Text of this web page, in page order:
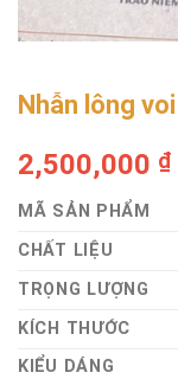
Nhẫn lông
2,500,000 ₫
MÃ SẢN PHẨM
CHẤT LIỆU
TRỌNG LƯỢNG
KÍCH THƯỚC
KIỂU DÁNG